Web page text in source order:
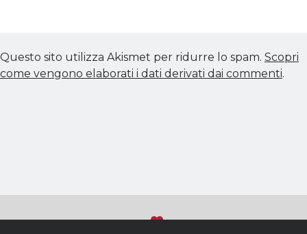
Questo sito utilizza Akismet per ridurre lo spam. Scopri
come vengono elaborati i dati derivati dai commenti.